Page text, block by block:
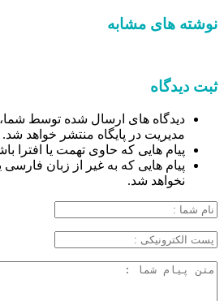
نوشته های مشابه
ثبت دیدگاه
دیدگاه های ارسال شده توسط شما،
مدیریت در پایگاه منتشر خواهد شد.
پیام هایی که حاوی تهمت یا افترا
پیام هایی که به غیر از زبان فارسی
نخواهد شد.